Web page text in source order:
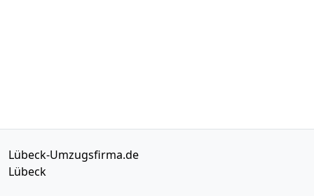
Lübeck-Umzugsfirma.de
Lübeck